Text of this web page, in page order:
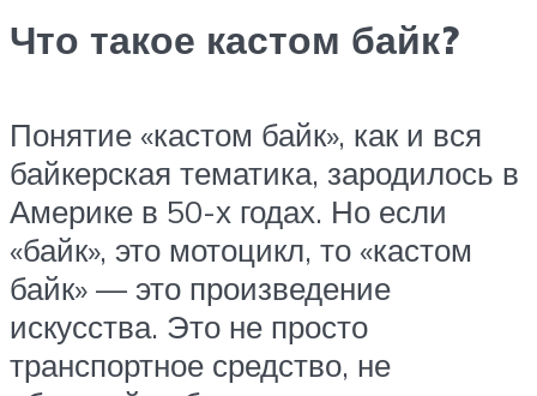
Что такое кастом байк?
Понятие «кастом байк», как и вся
байкерская тематика, зародилось в
Америке в 50-х годах. Но если
«байк», это мотоцикл, то «кастом
байк» — это произведение
искусства. Это не просто
транспортное средство, не